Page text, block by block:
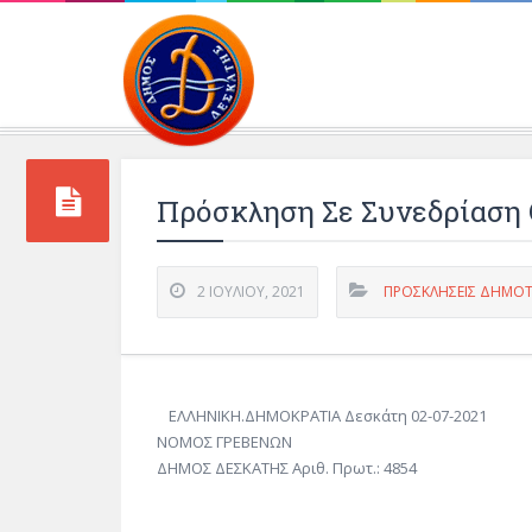
Πρόσκληση Σε Συνεδρίαση
2 ΙΟΥΛΊΟΥ, 2021 ΠΡΟΣΚΛΗΣΕΙΣ
ΕΛΛΗΝΙΚΗ.ΔΗΜΟΚΡΑΤΙΑ Δεσκάτη 02-07-2021
ΝΟΜΟΣ ΓΡΕΒΕΝΩΝ
ΔΗΜΟΣ ΔΕΣΚΑΤΗΣ Αριθ. Πρωτ.: 4854